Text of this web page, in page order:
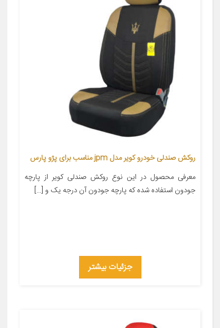
روکش صندلی خودرو کویر مدل jpm مناسب برای پژو پارس
معرفی محصول در این نوع روکش صندلی کویر از پارچه
جودون استفاده شده که پارچه جودون آن درجه یک و […]
جزئیات بیشتر